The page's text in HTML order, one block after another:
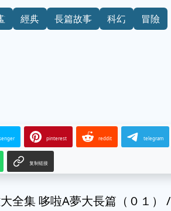
經典 長篇故事 科幻 冒險
pinterest reddit telegram
复制链接
全集 哆啦A夢大長篇（０１） /